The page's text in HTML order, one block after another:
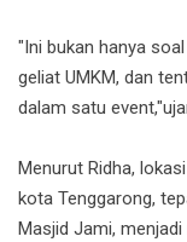
"Ini bukan hanya
geliat UMKM, dan
dalam satu
Menurut Ridha,
kota Tenggarong,
Masjid Jami,